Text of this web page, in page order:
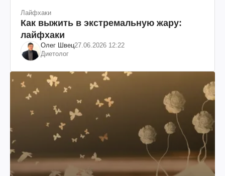
Лайфхаки
Как выжить в экстремальную жару:
лайфхаки
Олег Швец27.06.2026 12:22
Диетолог